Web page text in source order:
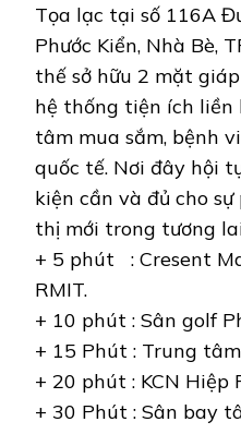
Tọa lạc tại số 116A
Phước Kiển, Nhà Bè,
thế sở hữu 2 mặt
hệ thống tiện ích liền
tâm mua sắm, bệnh
quốc tế. Nơi đây hội
kiện cần và đủ cho
thị mới trong tương
+ 5 phút : Cresent
RMIT.
+ 10 phút : Sân golf
+ 15 Phút : Trung
+ 20 phút : KCN Hiệp
+ 30 Phút : Sân bay